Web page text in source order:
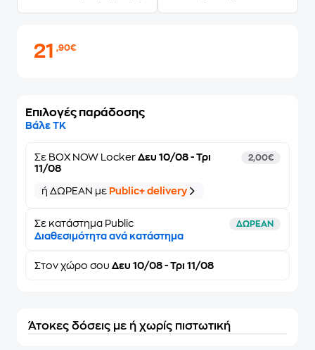
21,90€
Επιλογές παράδοσης
Βάλε ΤΚ
Σε BOX NOW Locker Δευ 10/08 - Τρι
11/08
2,00€
ή ΔΩΡΕΑΝ με Public+ delivery
Σε κατάστημα Public ΔΩΡΕΑΝ
Διαθεσιμότητα ανά κατάστημα
Στον χώρο σου Δευ 10/08 - Τρι 11/08
Άτοκες δόσεις με ή χωρίς πιστωτική